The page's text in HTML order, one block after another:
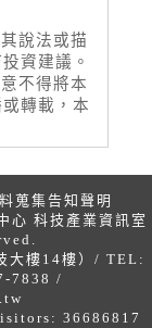
說法或描
資建議。
不得將本
轉載，本
蒐集告知聲明
心 科技產業資訊室
大樓14樓）/ TEL:
7838 /
36686817